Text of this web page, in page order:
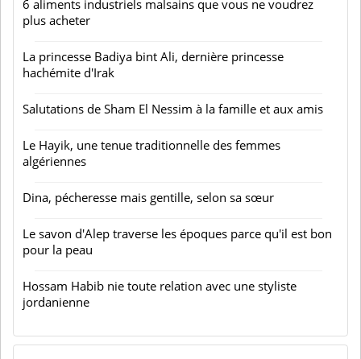
6 aliments industriels malsains que vous ne voudrez
plus acheter
La princesse Badiya bint Ali, dernière princesse
hachémite d'Irak
Salutations de Sham El Nessim à la famille et aux amis
Le Hayik, une tenue traditionnelle des femmes
algériennes
Dina, pécheresse mais gentille, selon sa sœur
Le savon d'Alep traverse les époques parce qu'il est bon
pour la peau
Hossam Habib nie toute relation avec une styliste
jordanienne